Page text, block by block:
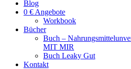
Blog
0 € Angebote
Workbook
Bücher
Buch –
MIT MIR
Buch Leaky Gut
Kontakt